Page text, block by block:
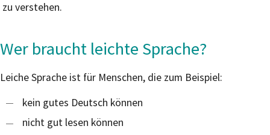
zu verstehen.
Wer braucht leichte Sprache?
Leiche Sprache ist für Menschen, die zum Beispiel:
kein gutes Deutsch können
nicht gut lesen können